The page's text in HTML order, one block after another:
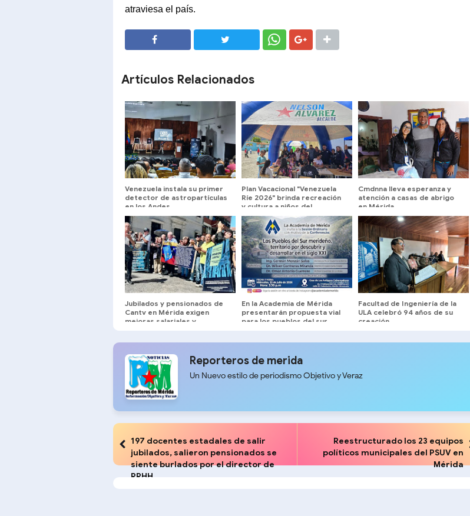
atraviesa el país.
Artículos Relacionados
Venezuela instala su primer
detector de astropartículas
en los Andes
Plan Vacacional "Venezuela
Ríe 2026" brinda recreación
y cultura a niños del
municipio Libertador
Cmdnna lleva esperanza y
atención a casas de abrigo
en Mérida
Jubilados y pensionados de
Cantv en Mérida exigen
mejoras salariales y
En la Academia de Mérida
presentarán propuesta vial
para los pueblos del sur
Facultad de Ingeniería de la
ULA celebró 94 años de su
creación
Reporteros de merida
Un Nuevo estilo de periodismo Objetivo y Veraz
197 docentes estadales de salir
jubilados, salieron pensionados se
siente burlados por el director de
RRHH
Reestructurado los 23 equipos
políticos municipales del PSUV en
Mérida